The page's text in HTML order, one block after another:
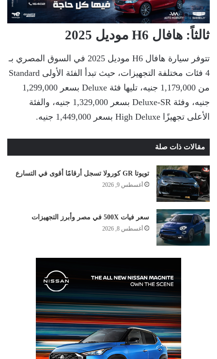
ثالثاً: هافال H6 موديل 2025
تتوفر سيارة هافال H6 موديل 2025 في السوق المصري بـ
4 فئات مختلفة التجهيزات، حيث تبدأ الفئة الأولى Standard
من 1,179,000 جنيه، تليها فئة Deluxe بسعر 1,299,000
جنيه، وفئة Deluxe-SR بسعر 1,329,000 جنيه، والفئة
الأعلى تجهيزًا High Deluxe بسعر 1,449,000 جنيه.
مقالات ذات صلة
تويوتا GR كورولا تسجل أرقامًا أقوى في التسارع
أغسطس 9, 2026
سعر فيات 500X في مصر وأبرز التجهيزات
أغسطس 8, 2026